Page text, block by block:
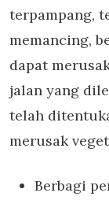
terpampang,
memancing,
dapat
jalan yang
telah
merusak
Berbagi